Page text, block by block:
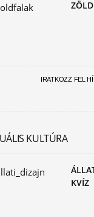
IRATKOZZ FEL
KULTÚRA
KVÍZ